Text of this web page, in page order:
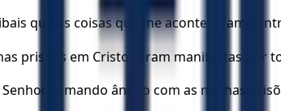
que as coisas que me aconteceram
prisões em Cristo foram manifestas
Senhor, tomando ânimo com as minhas